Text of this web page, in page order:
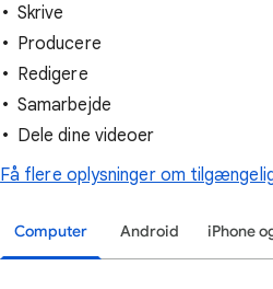
Skrive
Producere
Redigere
Samarbejde
Dele dine videoer
Få flere oplysninger om
Computer Android iPhone